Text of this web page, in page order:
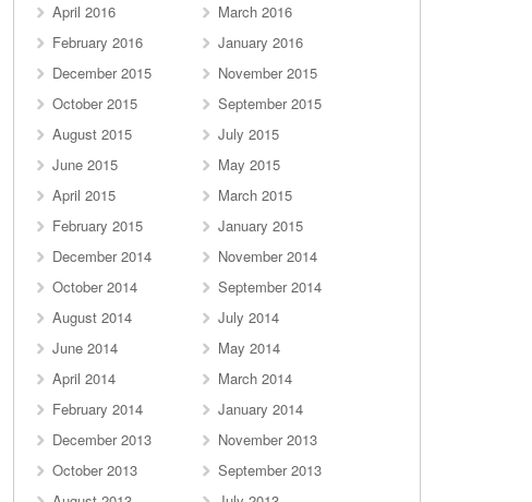
April 2016
March 2016
February 2016
January 2016
December 2015
November 2015
October 2015
September 2015
August 2015
July 2015
June 2015
May 2015
April 2015
March 2015
February 2015
January 2015
December 2014
November 2014
October 2014
September 2014
August 2014
July 2014
June 2014
May 2014
April 2014
March 2014
February 2014
January 2014
December 2013
November 2013
October 2013
September 2013